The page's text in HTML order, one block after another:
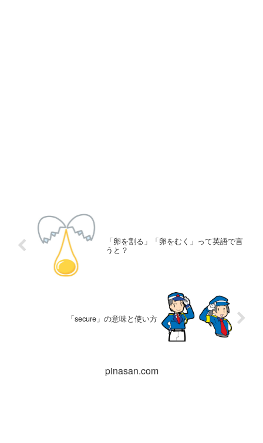
「卵を割る」「卵をむく」って英語で言
うと？
「secure」の意味と使い方
pinasan.com